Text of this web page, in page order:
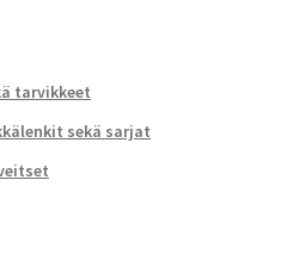
tarvikkeet
sekä sarjat